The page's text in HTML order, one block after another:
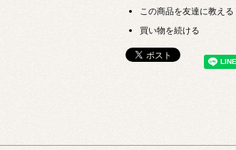
この商品を友達に教える
買い物を続ける